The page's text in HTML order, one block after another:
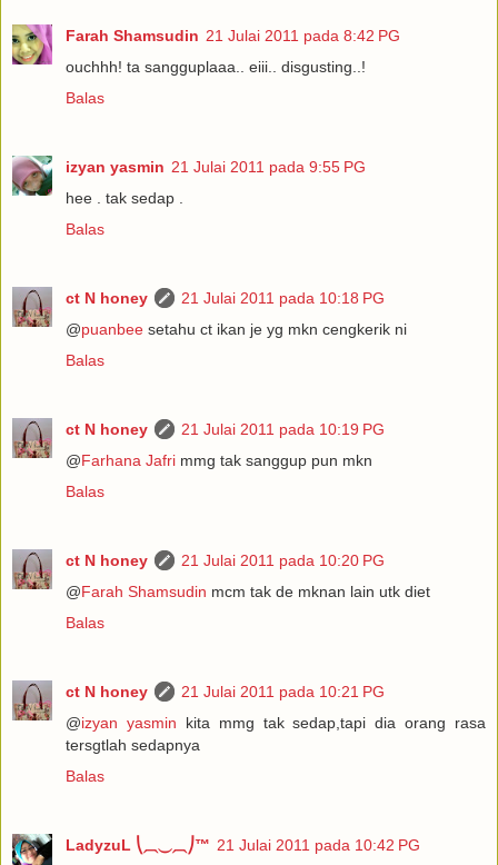
Farah Shamsudin 21 Julai 2011 pada 8:42 PG
ouchhh! ta sangguplaaa.. eiii.. disgusting..!
Balas
izyan yasmin 21 Julai 2011 pada 9:55 PG
hee . tak sedap .
Balas
ct N honey
21 Julai 2011 pada 10:18 PG
@puanbee setahu ct ikan je yg mkn cengkerik ni
Balas
ct N honey
21 Julai 2011 pada 10:19 PG
@Farhana Jafri mmg tak sanggup pun mkn
Balas
ct N honey
21 Julai 2011 pada 10:20 PG
@Farah Shamsudin mcm tak de mknan lain utk diet
Balas
ct N honey
21 Julai 2011 pada 10:21 PG
@izyan yasmin kita mmg tak sedap,tapi dia orang rasa
tersgtlah sedapnya
Balas
LadyzuL ⎝⏠⏝⏠⎠™ 21 Julai 2011 pada 10:42 PG